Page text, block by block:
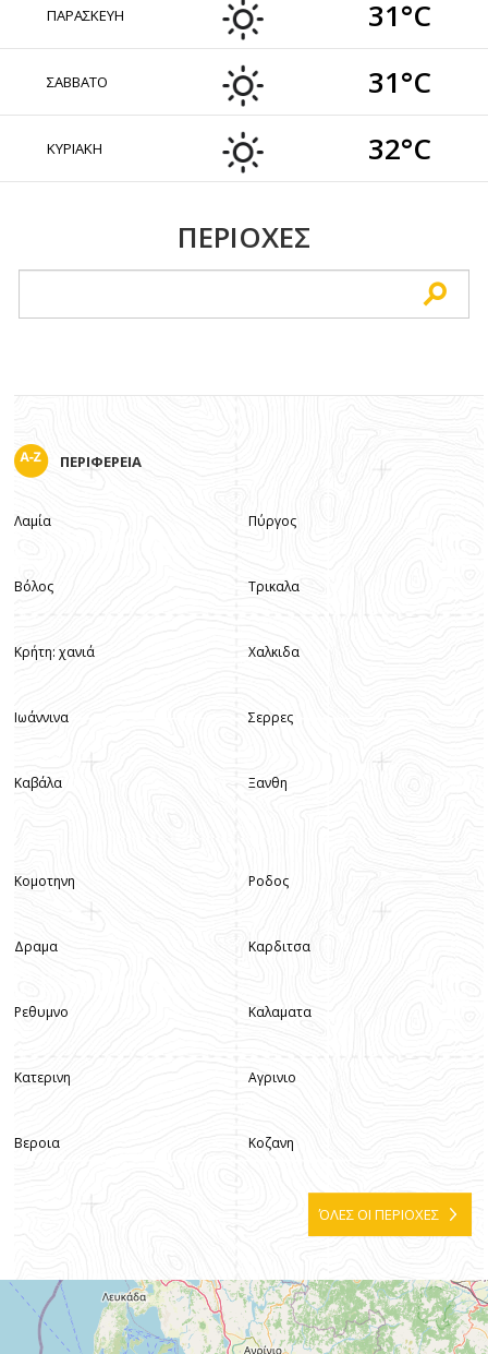
ΠΑΡΑΣΚΕΥΗ 31°C
ΣΑΒΒΑΤΟ 31°C
ΚΥΡΙΑΚΗ 32°C
ΠΕΡΙΟΧΕΣ
ΠΕΡΙΦΕΡΕΙΑ
Λαμία
Βόλος
Κρήτη: χανιά
Ιωάννινα
Καβάλα
Πύργος
Τρικαλα
Χαλκιδα
Σερρες
Ξανθη
Κομοτηνη
Δραμα
Ρεθυμνο
Κατερινη
Βεροια
Ροδος
Καρδιτσα
Καλαματα
Αγρινιο
Κοζανη
ΌΛΕΣ ΟΙ ΠΕΡΙΟΧΕΣ